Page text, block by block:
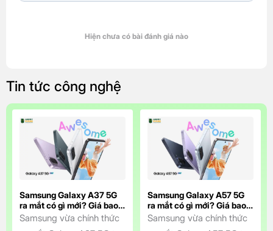
Hiện chưa có bài đánh giá nào
Tin tức công nghệ
Samsung Galaxy A37 5G
ra mắt có gì mới? Giá bao
nhiêu?
Samsung vừa chính thức
Samsung Galaxy A57 5G
ra mắt có gì mới? Giá bao
nhiêu?
Samsung vừa chính thức